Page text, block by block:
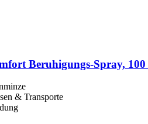
Beruhigungs-​Spray,
& Transporte